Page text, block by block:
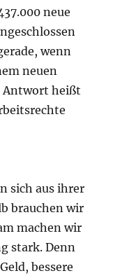
neue
wenn
neuen
Antwort heißt
sich aus ihrer
brauchen wir
machen wir
stark. Denn
bessere